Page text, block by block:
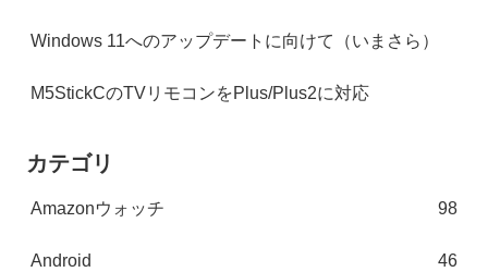
Windows 11へのアップデートに向けて（いまさら）
M5StickCのTVリモコンをPlus/Plus2に対応
カテゴリ
Amazonウォッチ 98
Android 46